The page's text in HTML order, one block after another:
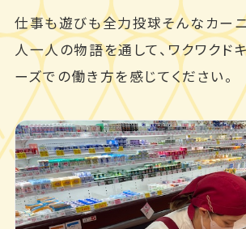
仕事も遊びも全力投球そんなカー
人一人の物語を通して、ワクワクド
ーズでの働き方を感じてください。